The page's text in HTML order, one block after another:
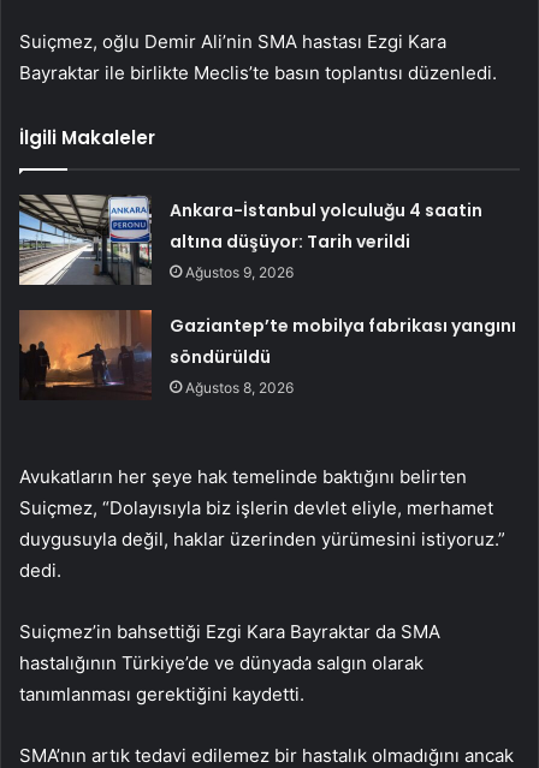
Suiçmez, oğlu Demir Ali’nin SMA hastası Ezgi Kara
Bayraktar ile birlikte Meclis’te basın toplantısı düzenledi.
İlgili Makaleler
Ankara-İstanbul yolculuğu 4 saatin
altına düşüyor: Tarih verildi
Ağustos 9, 2026
Gaziantep’te mobilya fabrikası yangını
söndürüldü
Ağustos 8, 2026
Avukatların her şeye hak temelinde baktığını belirten
Suiçmez, “Dolayısıyla biz işlerin devlet eliyle, merhamet
duygusuyla değil, haklar üzerinden yürümesini istiyoruz.”
dedi.
Suiçmez’in bahsettiği Ezgi Kara Bayraktar da SMA
hastalığının Türkiye’de ve dünyada salgın olarak
tanımlanması gerektiğini kaydetti.
SMA’nın artık tedavi edilemez bir hastalık olmadığını ancak